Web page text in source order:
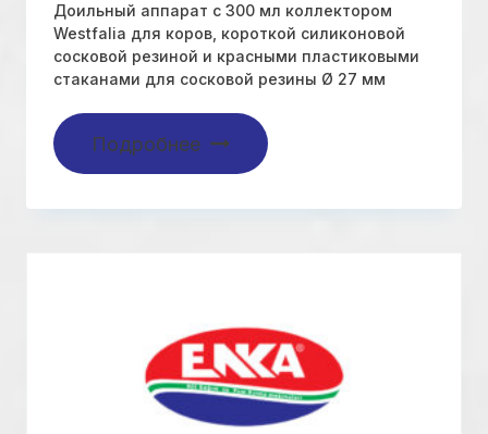
Доильный аппарат с 300 мл коллектором
Westfalia для коров, короткой силиконовой
сосковой резиной и красными пластиковыми
стаканами для сосковой резины Ø 27 мм
Подробнее